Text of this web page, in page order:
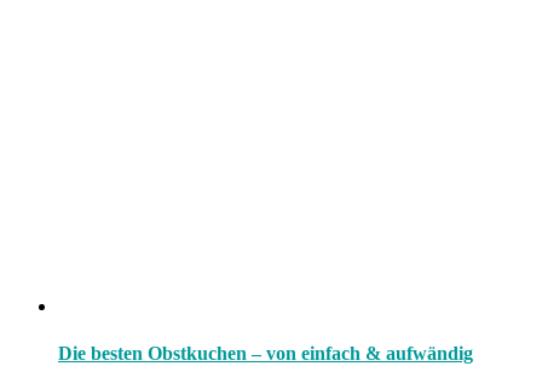
Die besten Obstkuchen – von einfach & aufwändig